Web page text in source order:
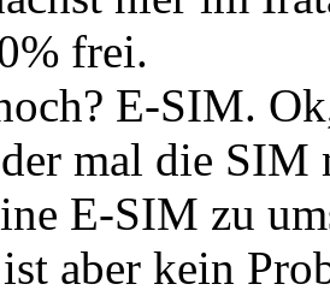
frei.
E-SIM.
mal die SIM
E-SIM zu
aber kein